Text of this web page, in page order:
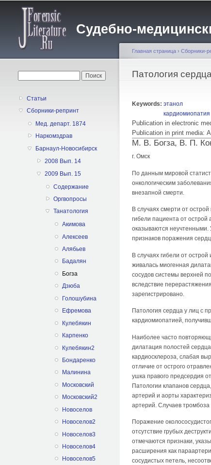
Судебно-
Статьи
Сборники-репринт
Мед. департ. 1874
Наркомздрав
Барнаул-Новосибирск
2008 Вып. 14
2009 Вып. 15
Содержание
Оргвопросы
Танатология
Акимова
Алексеев
Алябьев
Бадалян
Богза
Дзюба
Голошубина
Ефремова
Кулебякин
Карпенко
Кулебякин2
Бондаренко
Малинина
Московский
Московский2
Новоселов
Новоселов2
Новоселов3
Новоселов4
Новоселов5
Вы здесь
Главная страница › Сборники-
Патология
Keywords: этанол
кардиомиопатия
Publication in electronic
Publication in print media:
М. В. Богза, В. П.
г. Омск
По данным мировой
онкологическим
внезапной смерти.
В случаях смерти от
гибели пациента от острой
ока­зываются неучтенными.
признаков поражения
В случаях гибели от
живалась миогенная
сосудов системы верхней
вследствие
зарегистрировано.
Патология сердца у лиц с
кардиомиопатией,
Наиболее часто
дилатация полостей
кардиосклероза, слабая
отличие от острого
ушка правого предсердия
Патологии клапанов
артерий и аорты
артерий. Случаев
Поражение
отсутствие грубых
отмечаются признаки,
расширения как
сосудистых петель,